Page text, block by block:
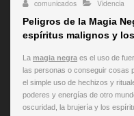
comunicados
Videncia
Peligros de la Magia
espíritus malignos y
La magia negra es el uso de
las personas o conseguir cosas
el simple uso de hechizos y
poderes y energías de otro
oscuridad, la brujería y los